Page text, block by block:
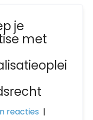
je
met
reacties |